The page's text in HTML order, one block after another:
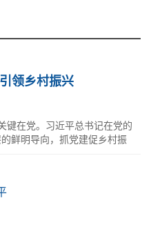
领乡村振兴
键在党。习近平总书记在党的
鲜明导向，抓党建促乡村振